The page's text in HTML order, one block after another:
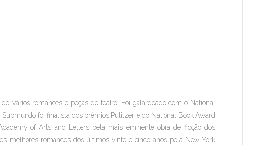
vários romances e peças de teatro. Foi galardoado com o National
Submundofoi finalista dos prémios Pulitzer e do National Book Award
of Arts and Letters pela mais eminente obra de ficção dos
melhores romances dos últimos vinte e cinco anos pela New York